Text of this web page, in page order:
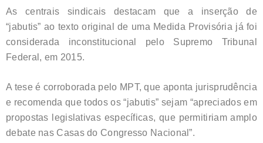
As centrais sindicais destacam que a inserção de
“jabutis” ao texto original de uma Medida Provisória já foi
considerada inconstitucional pelo Supremo Tribunal
Federal, em 2015.
A tese é corroborada pelo MPT, que aponta jurisprudência
e recomenda que todos os “jabutis” sejam “apreciados em
propostas legislativas específicas, que permitiriam amplo
debate nas Casas do Congresso Nacional”.